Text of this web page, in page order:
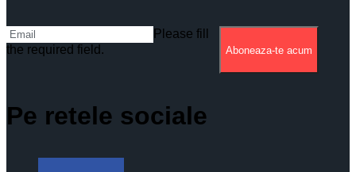
Please fill
the required field.
Aboneaza-te acum
Pe retele sociale